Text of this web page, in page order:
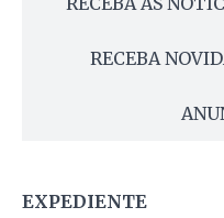
RECEBA
EXPEDIENTE